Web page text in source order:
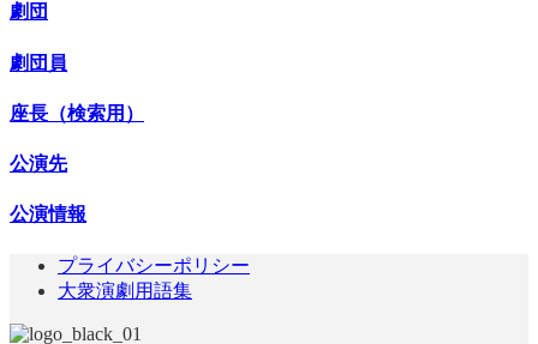
劇団
劇団員
座長（検索用）
公演先
公演情報
プライバシーポリシー
大衆演劇用語集